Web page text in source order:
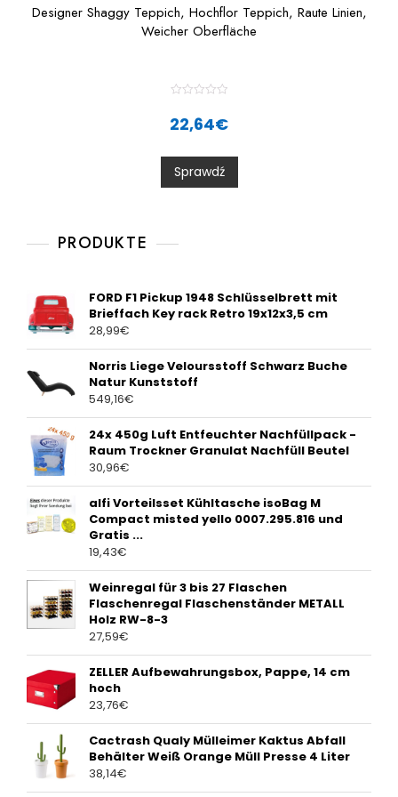
Designer Shaggy Teppich, Hochflor Teppich, Raute Linien,
Weicher Oberfläche
t
0
o
u
t
22,64€
Sprawdź
PRODUKTE
FORD F1 Pickup 1948 Schlüsselbrett mit
Brieffach Key rack Retro 19x12x3,5 cm
28,99€
Norris Liege Veloursstoff Schwarz Buche
Natur Kunststoff
549,16€
24x 450g Luft Entfeuchter Nachfüllpack -
Raum Trockner Granulat Nachfüll Beutel
30,96€
alfi Vorteilsset Kühltasche isoBag M
Compact misted yello 0007.295.816 und
Gratis ...
19,43€
Weinregal für 3 bis 27 Flaschen
Flaschenregal Flaschenständer METALL
Holz RW-8-3
27,59€
ZELLER Aufbewahrungsbox, Pappe, 14 cm
hoch
23,76€
Cactrash Qualy Mülleimer Kaktus Abfall
Behälter Weiß Orange Müll Presse 4 Liter
38,14€